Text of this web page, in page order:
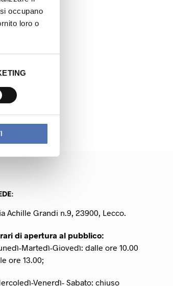
occupano
loro o
Achille Grandi n.9, 23900, Lecco.
di apertura al pubblico:
Martedì-Giovedì: dalle ore 10.00
ore 13.00;
Venerdì- Sabato: chiuso